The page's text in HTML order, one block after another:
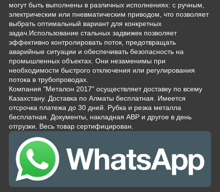
могут быть выполнены в различных исполнениях: с ручным,
электрическим или пневматическим приводом, что позволяет
выбрать оптимальный вариант для конкретных
задач.Использование стальных задвижек позволяет
эффективно контролировать поток, предотвращать
аварийные ситуации и обеспечивать безопасность на
промышленных объектах. Они незаменимы при
необходимости быстрого отключения или регулирования
потока в трубопроводах.
Компания "Металон 2017" осуществляет доставку по всему
Казахстану. Доставка по Алматы бесплатная. Имеется
отсрочка платежа до 30 дней. Рубка и резка металла
бесплатная. Документы, накладная АВР и другое в день
отгрузки. Весь товар сертифицирован.